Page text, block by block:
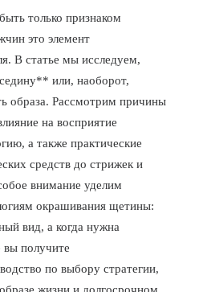
только признаком
это элемент
В статье мы исследуем,
или, наоборот,
образа. Рассмотрим причины
на восприятие
а также практические
средств до стрижек и
внимание уделим
окрашивания щетины:
вид, а когда нужна
вы получите
по выбору стратегии,